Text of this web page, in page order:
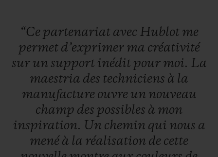
Murakami Sapphire Rainbow est proposée
en édition limitée à 100 exemplaires
numérotés.
“Ce partenariat avec Hublot me
permet d’exprimer ma créativité
sur un support inédit pour moi. La
maestria des techniciens à la
manufacture ouvre un nouveau
champ des possibles à mon
inspiration. Un chemin qui nous a
mené à la réalisation de cette